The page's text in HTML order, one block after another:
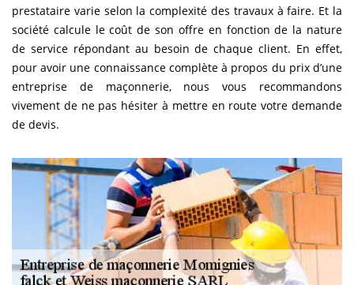
prestataire varie selon la complexité des travaux à faire. Et la
société calcule le coût de son offre en fonction de la nature
de service répondant au besoin de chaque client. En effet,
pour avoir une connaissance complète à propos du prix d’une
entreprise de maçonnerie, nous vous recommandons
vivement de ne pas hésiter à mettre en route votre demande
de devis.